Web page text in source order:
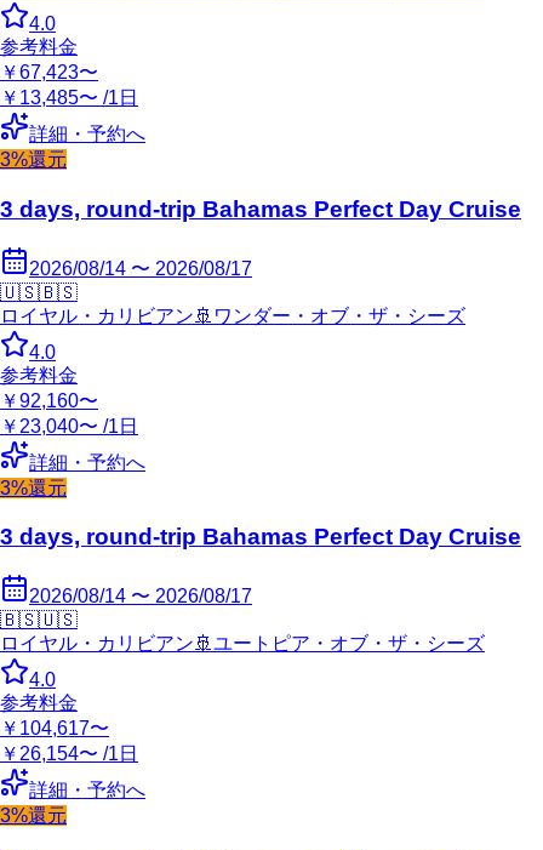
4.0
参考料金
￥67,423〜
￥13,485〜 /1日
詳細・予約へ
3%還元
3 days, round-trip Bahamas Perfect Day Cruise
2026/08/14 〜 2026/08/17
🇺🇸🇧🇸
ロイヤル・カリビアン 🚢 ワンダー・オブ・ザ・シーズ
4.0
参考料金
￥92,160〜
￥23,040〜 /1日
詳細・予約へ
3%還元
3 days, round-trip Bahamas Perfect Day Cruise
2026/08/14 〜 2026/08/17
🇧🇸🇺🇸
ロイヤル・カリビアン 🚢 ユートピア・オブ・ザ・シーズ
4.0
参考料金
￥104,617〜
￥26,154〜 /1日
詳細・予約へ
3%還元